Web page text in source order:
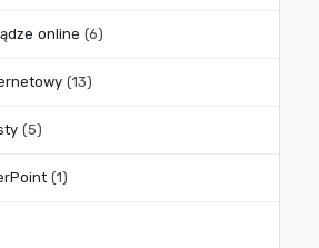
online (6)
(13)
(5)
(1)